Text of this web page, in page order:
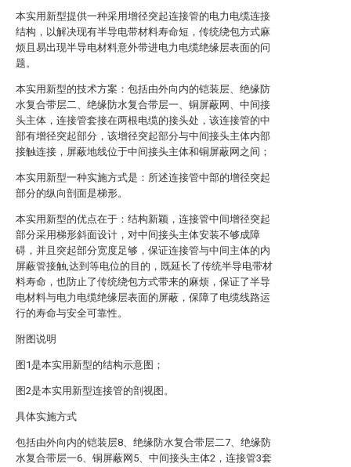
本实用新型提供一种采用增径突起连接管的电力电缆连接
结构，以解决现有半导电带材料寿命短，传统绕包方式麻
烦且易出现半导电材料意外带进电力电缆绝缘层表面的问
题。
本实用新型的技术方案：包括由外向内的铠装层、绝缘防
水复合带层二、绝缘防水复合带层一、铜屏蔽网、中间接
头主体，连接管套接在两根电缆的接头处，该连接管的中
部有增径突起部分，该增径突起部分与中间接头主体内部
接触连接，屏蔽地线位于中间接头主体和铜屏蔽网之间；
本实用新型一种实施方式是：所述连接管中部的增径突起
部分的纵向剖面是梯形。
本实用新型的优点在于：结构新颖，连接管中间增径突起
部分采用梯形斜面设计，对中间接头主体安装不够成障
碍，并且突起部分宽度足够，保证连接管与中间主体的内
屏蔽管接触,达到等电位的目的，既延长了传统半导电带材
料寿命，也防止了传统绕包方式带来的麻烦，保证了半导
电材料与电力电缆绝缘层表面的屏蔽，保障了电缆线路运
行的寿命与安全可靠性。
附图说明
图1是本实用新型的结构示意图；
图2是本实用新型连接管的剖视图。
具体实施方式
包括由外向内的铠装层8、绝缘防水复合带层二7、绝缘防
水复合带层一6、铜屏蔽网5、中间接头主体2，连接管3套